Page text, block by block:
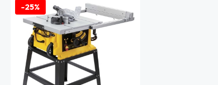
-25%